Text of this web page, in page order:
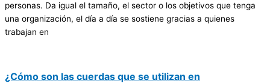
personas. Da igual el tamaño, el sector o los objetivos que tenga
una organización, el día a día se sostiene gracias a quienes
trabajan en
¿Cómo son las cuerdas que se utilizan en